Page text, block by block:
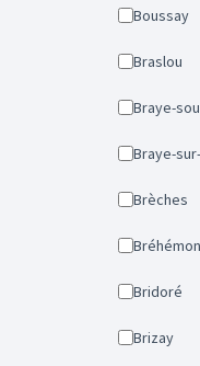
Boussay
Braslou
Braye-
Braye-
Brèches
Bridoré
Brizay